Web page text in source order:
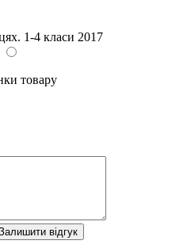
1-4 класи 2017
товару